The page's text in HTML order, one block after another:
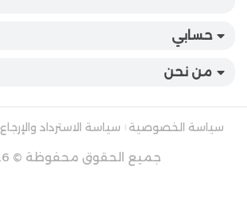
حسابي
من نحن
سياسة الخصوصية سياسة الاسترداد والإرجاع
جميع الحقوق محفوظة © 2026